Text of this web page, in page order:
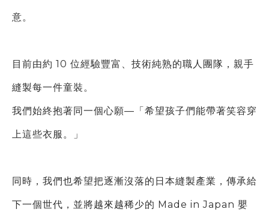
意。
目前由約 10 位經驗豐富、技術純熟的職人團隊，親手
縫製每一件童裝。
我們始終抱著同一個心願—「希望孩子們能帶著笑容穿
上這些衣服。」
同時，我們也希望把逐漸沒落的日本縫製產業，傳承給
下一個世代， 並將越來越稀少的 Made in Japan 嬰